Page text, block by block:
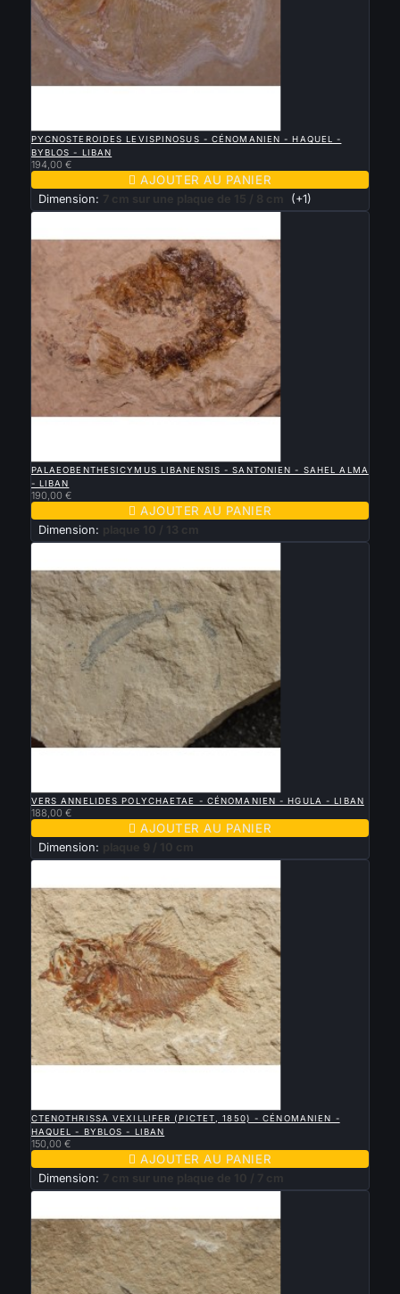
PYCNOSTEROIDES LEVISPINOSUS - CÉNOMANIEN - HAQUEL -
BYBLOS - LIBAN
194,00 €
 AJOUTER AU PANIER
Dimension: 7 cm sur une plaque de 15 / 8 cm (+1)
PALAEOBENTHESICYMUS LIBANENSIS - SANTONIEN - SAHEL ALMA
- LIBAN
190,00 €
 AJOUTER AU PANIER
Dimension: plaque 10 / 13 cm
VERS ANNELIDES POLYCHAETAE - CÉNOMANIEN - HGULA - LIBAN
188,00 €
 AJOUTER AU PANIER
Dimension: plaque 9 / 10 cm
CTENOTHRISSA VEXILLIFER (PICTET, 1850) - CÉNOMANIEN -
HAQUEL - BYBLOS - LIBAN
150,00 €
 AJOUTER AU PANIER
Dimension: 7 cm sur une plaque de 10 / 7 cm